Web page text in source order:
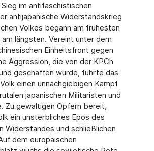
im antifaschistischen
antijapanische Widerstandskrieg
Volkes begann am frühesten
längsten. Vereint unter dem
Einheitsfront gegen
Aggression, die von der KPCh
geschaffen wurde, führte das
einen unnachgiebigen Kampf
japanischen Militaristen und
Zu gewaltigen Opfern bereit,
ein unsterbliches Epos des
Widerstandes und schließlichen
dem europäischen